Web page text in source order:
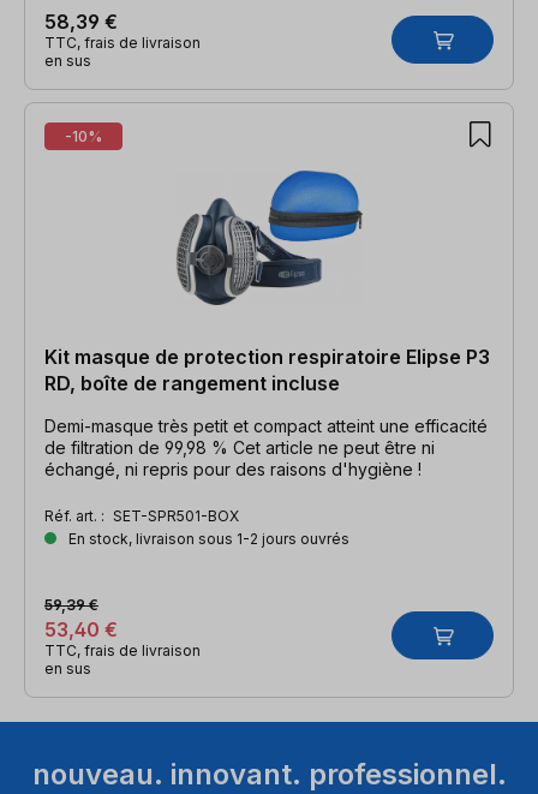
58,39 €
TTC, frais de livraison
en sus
-10%
Kit masque de protection respiratoire Elipse P3
RD, boîte de rangement incluse
Demi-masque très petit et compact atteint une efficacité
de filtration de 99,98 % Cet article ne peut être ni
échangé, ni repris pour des raisons d'hygiène !
Réf. art. : SET-SPR501-BOX
En stock, livraison sous 1-2 jours ouvrés
53,40 €
59,39 €
TTC, frais de livraison
en sus
nouveau. innovant. professionnel.